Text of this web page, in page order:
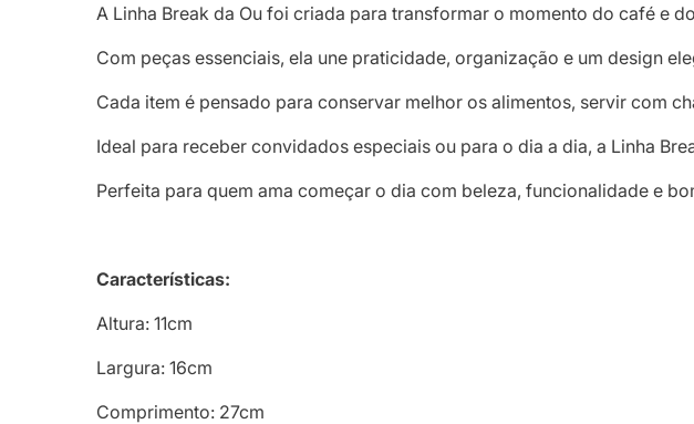
A Linha Break da Ou foi criada para transformar o momento do café e
Com peças essenciais, ela une praticidade, organização e um design
Cada item é pensado para conservar melhor os alimentos, servir com
Ideal para receber convidados especiais ou para o dia a dia, a Linha
Perfeita para quem ama começar o dia com beleza, funcionalidade e
Características:
Altura: 11cm
Largura: 16cm
Comprimento: 27cm